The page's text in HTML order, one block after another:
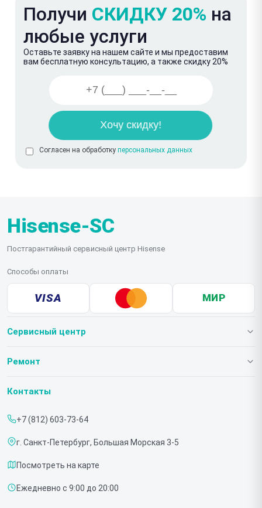
Получи СКИДКУ 20% на
любые услуги
Оставьте заявку на нашем сайте и мы предоставим
вам бесплатную консультацию, а также скидку 20%
Согласен на обработку персональных данных
Hisense-SC
Постгарантийный сервисный центр Hisense
Способы оплаты
VISA МИР
Сервисный центр
О нашем сервисе
Срочный ремонт
Доставка и способы оплаты
Диагностика
Контакты
Ремонт
Телевизоров
Контакты
+7 (812) 603-73-64
г. Санкт-Петербург, Большая Морская 3-5
Посмотреть на карте
Ежедневно с 9:00 до 20:00